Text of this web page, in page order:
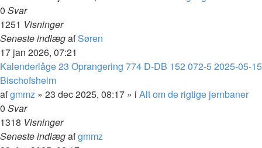
0 Svar
1251 Visninger
Seneste indlægafSøren
17 jan 2026, 07:21
Kalenderlåge 23 Oprangering 774 D-DB 152 072-5 2025-05-15
Bischofsheim
afgmmz » 23 dec 2025, 08:17 » i Alt om de rigtige jernbaner
0 Svar
1318 Visninger
Seneste indlægafgmmz